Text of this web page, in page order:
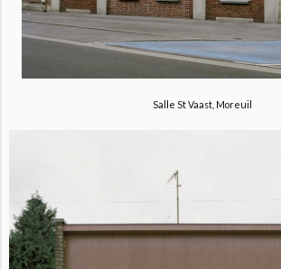
Salle St Vaast, Moreuil